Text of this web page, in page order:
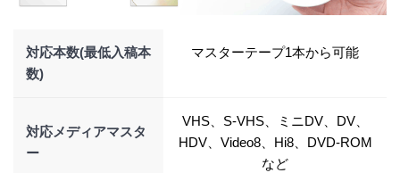
対応本数(最低入稿本
数)
マスターテープ1本から可能
対応メディアマスタ
ー
VHS、S-VHS、ミニDV、DV、
HDV、Video8、Hi8、DVD-ROM
など